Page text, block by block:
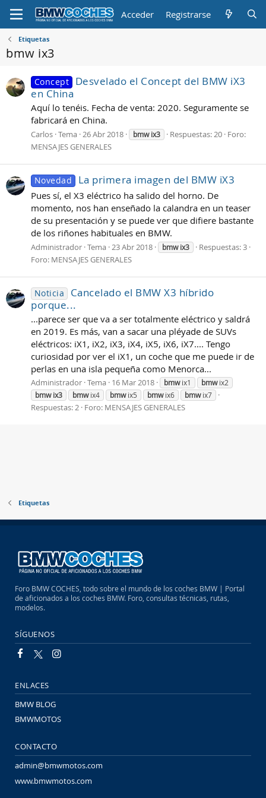
Acceder Registrarse
Etiquetas
bmw ix3
Concept
Desvelado el Concept del BMW iX3
en China
Aquí lo tenéis. Fecha de venta: 2020. Seguramente se
fabricará en China.
Carlos Tema 26 Abr 2018 bmw ix3 Respuestas: 20 Foro:
MENSAJES GENERALES
Novedad La primera imagen del BMW iX3
Pues sí, el X3 eléctrico ha salido del horno. De
momento, nos han enseñado la calandra en un teaser
de su presentación y se puede ver que difiere bastante
de los riñones habituales en BMW.
Administrador Tema 23 Abr 2018 bmw ix3
Respuestas: 3
Foro: MENSAJES GENERALES
Noticia
Cancelado el BMW X3 híbrido
porque...
...parece ser que va a ser totalmente eléctrico y saldrá
en 2019. Es más, van a sacar una pléyade de SUVs
eléctricos: iX1, iX2, iX3, iX4, iX5, iX6, iX7.... Tengo
curiosidad por ver el iX1, un coche que me puede ir de
perlas en una isla pequeña como Menorca...
Administrador Tema 16 Mar 2018 bmwix1 bmwix2
bmw ix3 bmwix4 bmwix5 bmwix6 bmwix7
Respuestas: 2 Foro: MENSAJES GENERALES
Etiquetas
Foro BMW COCHES, todo sobre el mundo de los coches BMW | Portal
de aficionados a los coches BMW. Foro, consultas técnicas, rutas,
modelos.
SÍGUENOS
ENLACES
BMW BLOG
BMWMOTOS
CONTACTO
admin@bmwmotos.com
www.bmwmotos.com